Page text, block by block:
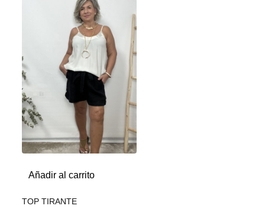
Añadir al carrito
TOP TIRANTE